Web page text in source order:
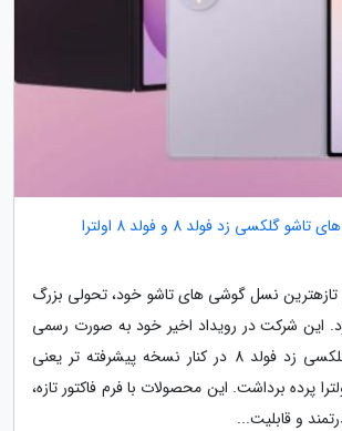
سامسونگ از گوشی های تاشو گلکسی زد فولد 8 و فولد 8 اولترا
نسل گوشی های تاشو خود، تحولی بزرگ
این شرکت در رویداد اخیر خود به صورت رسمی
از گوشی هوشمند گلکسی زد فولد 8 در کنار نسخه پیشرفته تر یعنی
زد فولد 8 اولترا پرده برداشت. این محصولات با فرم فاکتور تازه،
و قابلیت...